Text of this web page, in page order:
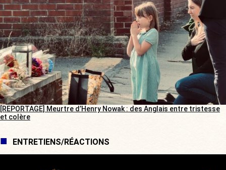
[REPORTAGE] Meurtre d’Henry Nowak : des Anglais entre tristesse
et colère
ENTRETIENS/RÉACTIONS